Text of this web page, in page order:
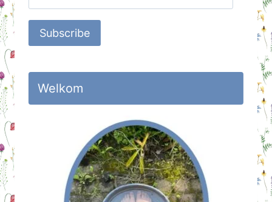
Address
Subscribe
Welkom